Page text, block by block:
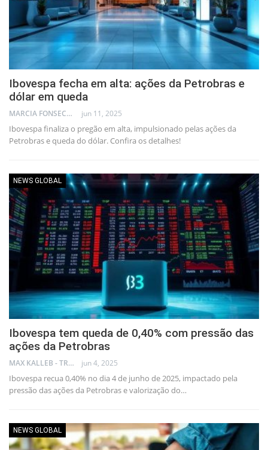
Ibovespa fecha em alta: ações da Petrobras e
dólar em queda
MARCIA FONSECA - FINANCIAL CONSULTANT jun 11, 2025
Ibovespa finaliza o pregão em alta, impulsionado pelas ações da
Petrobras e queda do dólar. Confira os detalhes!
NEWS GLOBAL
Ibovespa tem queda de 0,40% com pressão das
ações da Petrobras
MAX KALLEB - TRADER jun 4, 2025
Ibovespa recua 0,40% no dia 4 de junho de 2025, impactado pela
pressão das ações da Petrobras e valorização do…
NEWS GLOBAL